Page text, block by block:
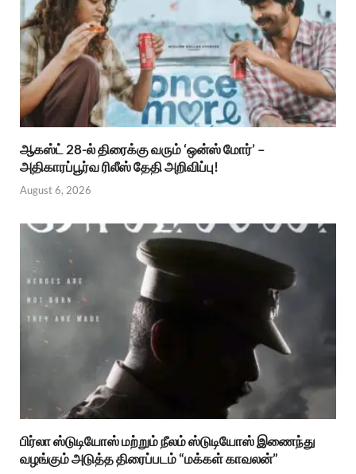
ஆகஸ்ட் 28-ல் திரைக்கு வரும் ‘ஒன்ஸ் மோர்’ –
அதிகாரப்பூர்வ ரிலீஸ் தேதி அறிவிப்பு!
August 6, 2026
பிர்லா ஸ்டுடியோஸ் மற்றும் நீலம் ஸ்டுடியோஸ் இணைந்து
வழங்கும் அடுத்த திரைப்படம் “மக்கள் காவலன்”